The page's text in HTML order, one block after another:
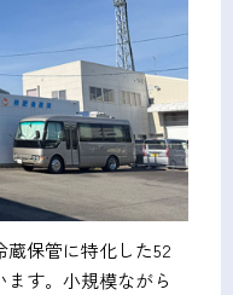
保管に特化した52
す。小規模ながら